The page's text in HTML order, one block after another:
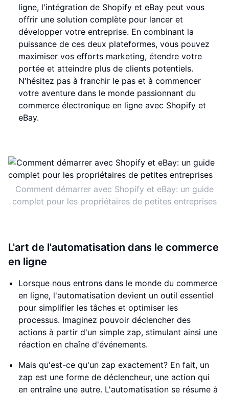
ligne, l'intégration de Shopify et eBay peut vous
offrir une solution complète pour lancer et
développer votre entreprise. En combinant la
puissance de ces deux plateformes, vous pouvez
maximiser vos efforts marketing, étendre votre
portée et atteindre plus de clients potentiels.
N'hésitez pas à franchir le pas et à commencer
votre aventure dans le monde passionnant du
commerce électronique en ligne avec Shopify et
eBay.
Comment démarrer avec Shopify et eBay: un guide
complet pour les propriétaires de petites entreprises
L'art de l'automatisation dans le commerce
en ligne
Lorsque nous entrons dans le monde du commerce
en ligne, l'automatisation devient un outil essentiel
pour simplifier les tâches et optimiser les
processus. Imaginez pouvoir déclencher des
actions à partir d'un simple zap, stimulant ainsi une
réaction en chaîne d'événements.
Mais qu'est-ce qu'un zap exactement? En fait, un
zap est une forme de déclencheur, une action qui
en entraîne une autre. L'automatisation se résume à